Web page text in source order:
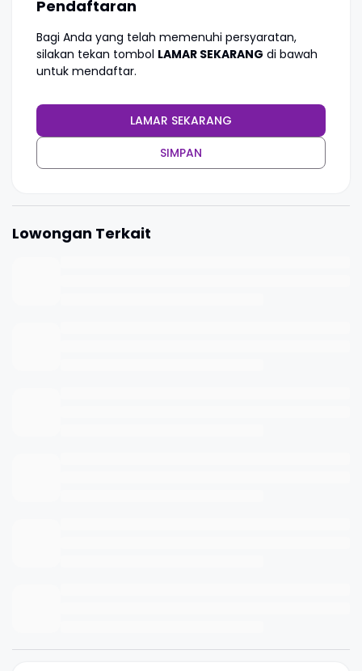
Pendaftaran
Bagi Anda yang telah memenuhi persyaratan,
silakan tekan tombol LAMAR SEKARANG di bawah
untuk mendaftar.
LAMAR SEKARANG
SIMPAN
Lowongan Terkait